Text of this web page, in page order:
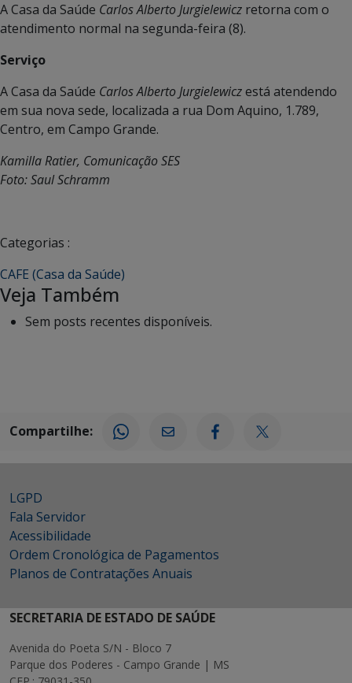
A Casa da Saúde Carlos Alberto Jurgielewicz retorna com o
atendimento normal na segunda-feira (8).
Serviço
A Casa da Saúde Carlos Alberto Jurgielewiczestá atendendo
em sua nova sede, localizada a rua Dom Aquino, 1.789,
Centro, em Campo Grande.
Kamilla Ratier, Comunicação SES
Foto: Saul Schramm
Categorias :
CAFE (Casa da Saúde)
Veja Também
Sem posts recentes disponíveis.
Compartilhe:
LGPD
Fala Servidor
Acessibilidade
Ordem Cronológica de Pagamentos
Planos de Contratações Anuais
SECRETARIA DE ESTADO DE SAÚDE
Avenida do Poeta S/N - Bloco 7
Parque dos Poderes - Campo Grande | MS